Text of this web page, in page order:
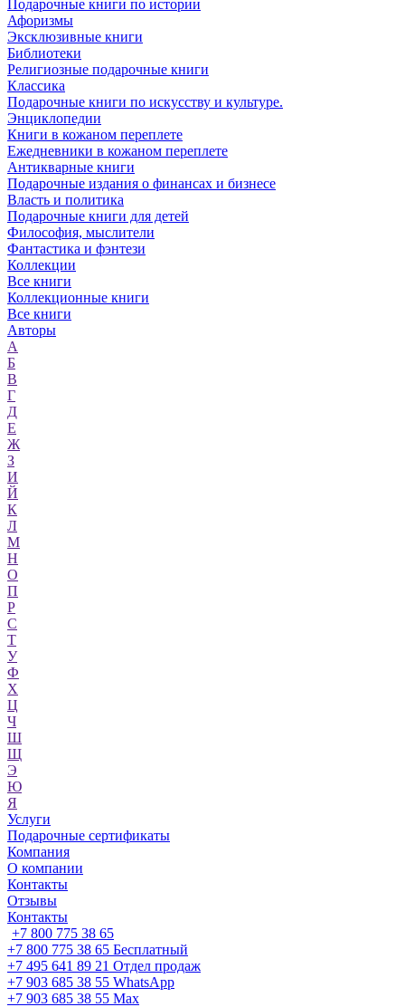
Подарочные книги по истории
Афоризмы
Эксклюзивные книги
Библиотеки
Религиозные подарочные книги
Классика
Подарочные книги по искусству и культуре.
Энциклопедии
Книги в кожаном переплете
Ежедневники в кожаном переплете
Антикварные книги
Подарочные издания о финансах и бизнесе
Власть и политика
Подарочные книги для детей
Философия, мыслители
Фантастика и фэнтези
Коллекции
Все книги
Коллекционные книги
Все книги
Авторы
А
Б
В
Г
Д
Е
Ж
З
И
Й
К
Л
М
Н
О
П
Р
С
Т
У
Ф
Х
Ц
Ч
Ш
Щ
Э
Ю
Я
Услуги
Подарочные сертификаты
Компания
О компании
Контакты
Отзывы
Контакты
+7 800 775 38 65
+7 800 775 38 65 Бесплатный
+7 495 641 89 21 Отдел продаж
+7 903 685 38 55 WhatsApp
+7 903 685 38 55 Max